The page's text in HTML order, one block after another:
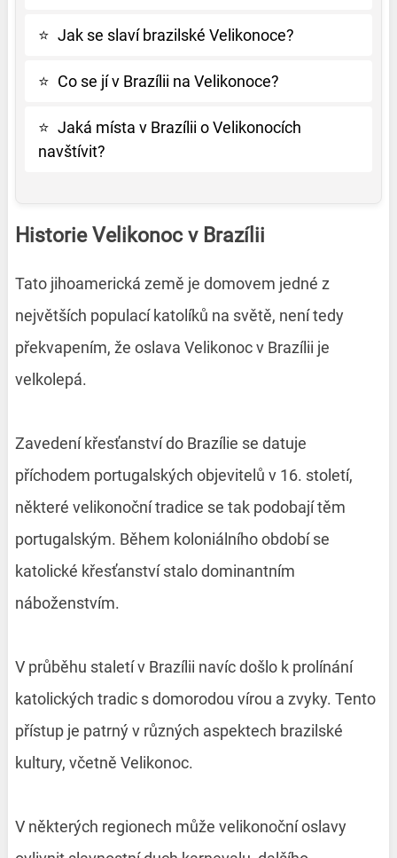
⭐ Jak se slaví brazilské Velikonoce?
⭐ Co se jí v Brazílii na Velikonoce?
⭐ Jaká místa v Brazílii o Velikonocích
navštívit?
Historie Velikonoc v Brazílii
Tato jihoamerická země je domovem jedné z
největších populací katolíků na světě, není tedy
překvapením, že oslava Velikonoc v Brazílii je
velkolepá.
Zavedení křesťanství do Brazílie se datuje
příchodem portugalských objevitelů v 16. století,
některé velikonoční tradice se tak podobají těm
portugalským. Během koloniálního období se
katolické křesťanství stalo dominantním
náboženstvím.
V průběhu staletí v Brazílii navíc došlo k prolínání
katolických tradic s domorodou vírou a zvyky. Tento
přístup je patrný v různých aspektech brazilské
kultury, včetně Velikonoc.
V některých regionech může velikonoční oslavy